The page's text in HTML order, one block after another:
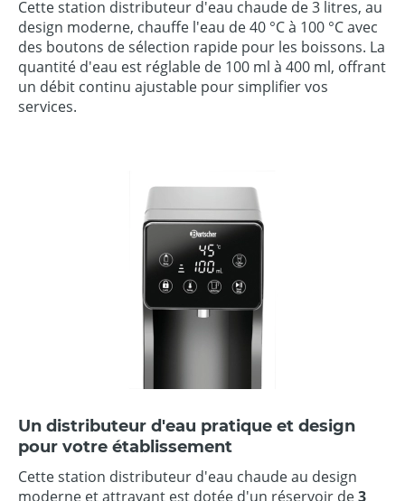
Cette station distributeur d'eau chaude de 3 litres, au
design moderne, chauffe l'eau de 40 °C à 100 °C avec
des boutons de sélection rapide pour les boissons. La
quantité d'eau est réglable de 100 ml à 400 ml, offrant
un débit continu ajustable pour simplifier vos
services.
Un distributeur d'eau pratique et design
pour votre établissement
Cette station distributeur d'eau chaude au design
moderne et attrayant est dotée d'un réservoir de3